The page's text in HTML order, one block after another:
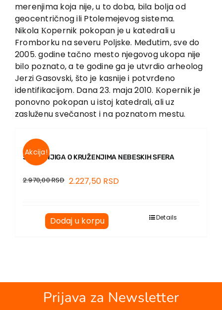
merenjima koja nije, u to doba, bila bolja od
geocentričnog ili Ptolemejevog sistema.
Nikola Кopernik pokopan je u katedrali u
Fromborku na severu Poljske. Međutim, sve do
2005. godine tačno mesto njegovog ukopa nije
bilo poznato, a te godine ga je utvrdio arheolog
Jerzi Gasovski, što je kasnije i potvrđeno
identifikacijom. Dana 23. maja 2010. Кopernik je
ponovno pokopan u istoj katedrali, ali uz
zasluženu svečanost i na poznatom mestu.
Akcija!
ŠEST KNJIGA O KRUŽENJIMA NEBESKIH SFERA
2.970,00RSD 2.227,50 RSD
Dodaj u korpu Details
Prijava za Newsletter